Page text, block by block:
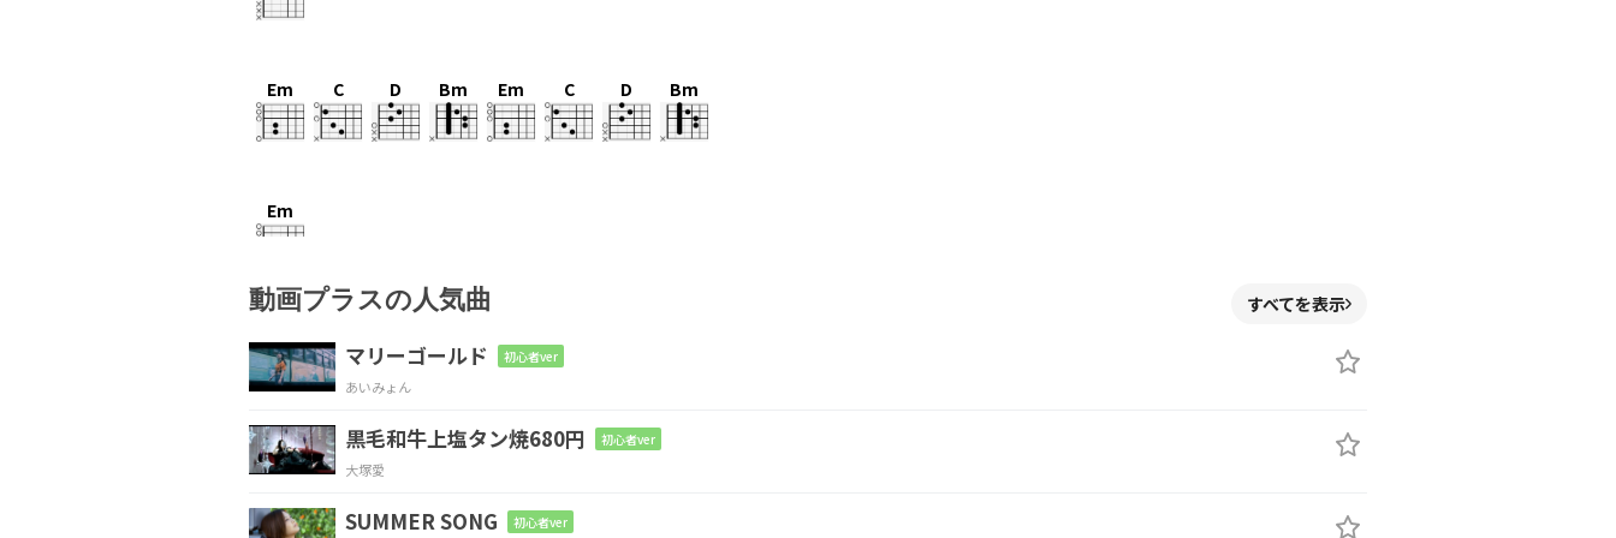
Em C D Bm Em C D Bm
Em
ラブという得体の知れないものに侵されてしまいまして、それからは。
Em
どうしようもなく2つに裂けた心内環境を
動画プラスの人気曲 すべてを表示
マリーゴールド 初心者ver
あいみょん
黒毛和牛上塩タン焼680円 初心者ver
大塚愛
SUMMER SONG 初心者ver